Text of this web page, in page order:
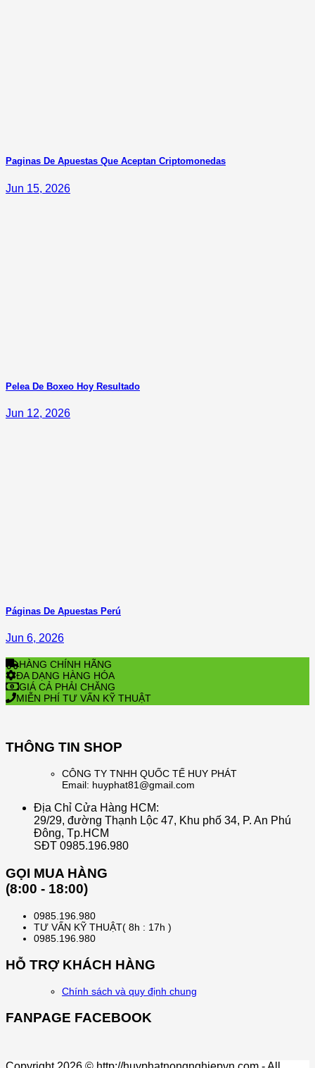
Paginas De Apuestas Que Aceptan Criptomonedas
Jun 15, 2026
Pelea De Boxeo Hoy Resultado
Jun 12, 2026
Páginas De Apuestas Perú
Jun 6, 2026
HÀNG CHÍNH HÃNG
ĐA DẠNG HÀNG HÓA
GIÁ CẢ PHẢI CHĂNG
MIỄN PHÍ TƯ VẤN KỸ THUẬT
THÔNG TIN SHOP
CÔNG TY TNHH QUỐC TẾ HUY PHÁT
Email: huyphat81@gmail.com
Địa Chỉ Cửa Hàng HCM:
29/29, đường Thạnh Lộc 47, Khu phố 34, P. An Phú
Đông, Tp.HCM
SĐT 0985.196.980
GỌI MUA HÀNG
(8:00 - 18:00)
0985.196.980
TƯ VẤN KỸ THUẬT( 8h : 17h )
0985.196.980
HỖ TRỢ KHÁCH HÀNG
Chính sách và quy định chung
FANPAGE FACEBOOK